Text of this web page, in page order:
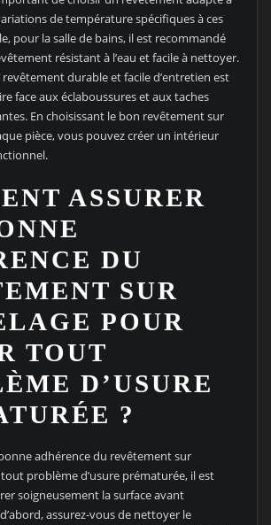
de température spécifiques à ces
pour la salle de bains, il est recommandé
résistant à l’eau et facile à nettoyer.
durable et facile d’entretien est
face aux éclaboussures et aux taches
En choisissant le bon revêtement sur
pièce, vous pouvez créer un intérieur
ASSURER
DU
SUR
POUR
TOUT
D’USURE
?
adhérence du revêtement sur
problème d’usure prématurée, il est
soigneusement la surface avant
assurez-vous de nettoyer le